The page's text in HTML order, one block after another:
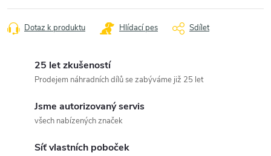
Dotaz k produktu Hlídací pes Sdílet
25 let zkušeností
Prodejem náhradních dílů se zabýváme již 25 let
Jsme autorizovaný servis
všech nabízených značek
Síť vlastních poboček